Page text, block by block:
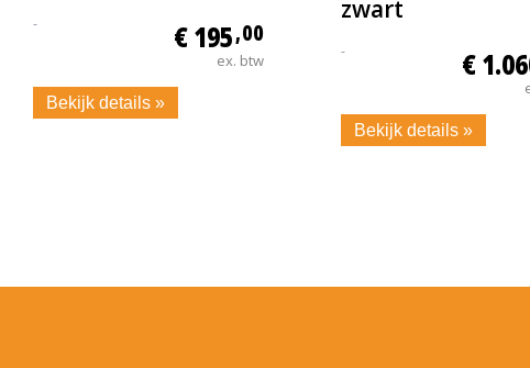
- € 195,00
ex. btw
Bekijk details »
zwart
- €
Bekijk details »